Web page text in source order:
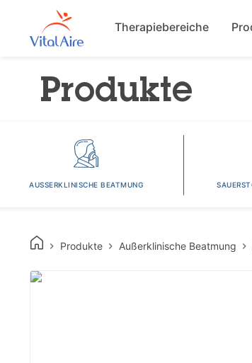
Main
Therapiebereiche
Produkte
AUSSERKLINISCHE BEATMUNG
Produkte Außerklinische Beatmung